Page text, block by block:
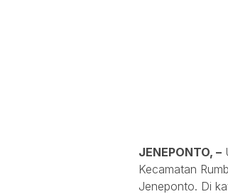
JENEPONTO, –
Kecamatan
Jeneponto. Di